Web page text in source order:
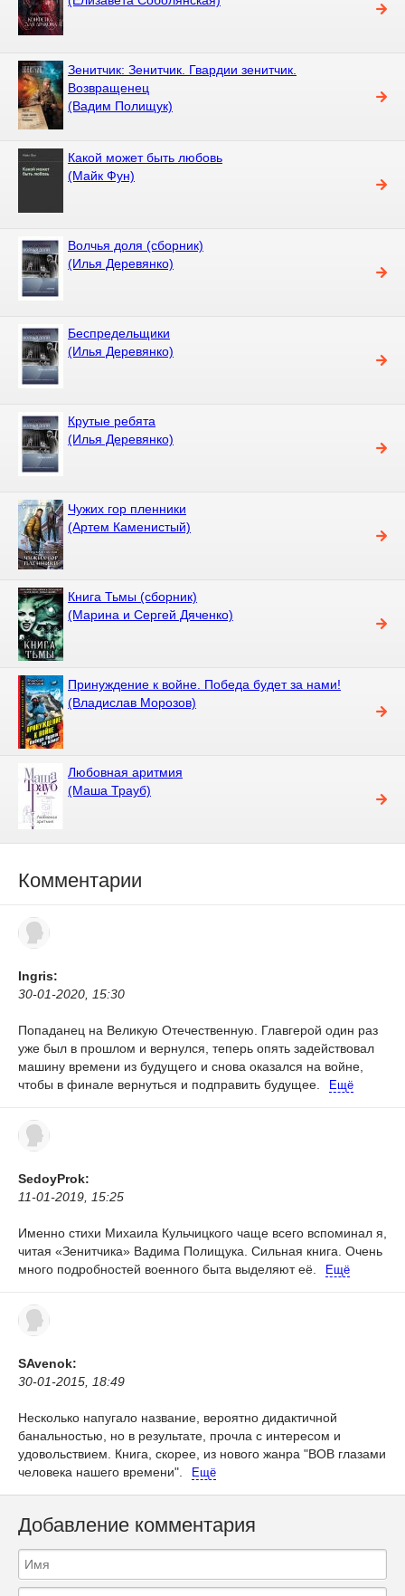
Зенитчик: Зенитчик. Гвардии зенитчик.
Возвращенец
(Вадим Полищук)
Какой может быть любовь
(Майк Фун)
Волчья доля (сборник)
(Илья Деревянко)
Беспредельщики
(Илья Деревянко)
Крутые ребята
(Илья Деревянко)
Чужих гор пленники
(Артем Каменистый)
Книга Тьмы (сборник)
(Марина и Сергей Дяченко)
Принуждение к войне. Победа будет за нами!
(Владислав Морозов)
Любовная аритмия
(Маша Трауб)
Комментарии
Ingris:
30-01-2020, 15:30
Попаданец на Великую Отечественную. Главгерой один раз
уже был в прошлом и вернулся, теперь опять задействовал
машину времени из будущего и снова оказался на войне,
чтобы в финале вернуться и подправить будущее.
Ещё
SedoyProk:
11-01-2019, 15:25
Именно стихи Михаила Кульчицкого чаще всего вспоминал я,
читая «Зенитчика» Вадима Полищука. Сильная книга. Очень
много подробностей военного быта выделяют её.
Ещё
SAvenok:
30-01-2015, 18:49
Несколько напугало название, вероятно дидактичной
банальностью, но в результате, прочла с интересом и
удовольствием.
Книга, скорее, из нового жанра "ВОВ глазами
человека нашего времени".
Ещё
Добавление комментария